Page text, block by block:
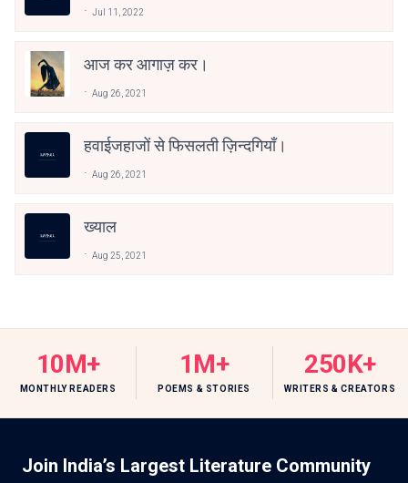
Jul 11, 2022
आज कर आगाज़ कर।
Aug 26, 2021
हवाईजहाजों से फिसलती ज़िन्दगियाँ।
Aug 26, 2021
ख्याल
Aug 25, 2021
10M+
MONTHLY READERS
1M+
POEMS & STORIES
250K+
WRITERS & CREATORS
Join India’s Largest Literature Community